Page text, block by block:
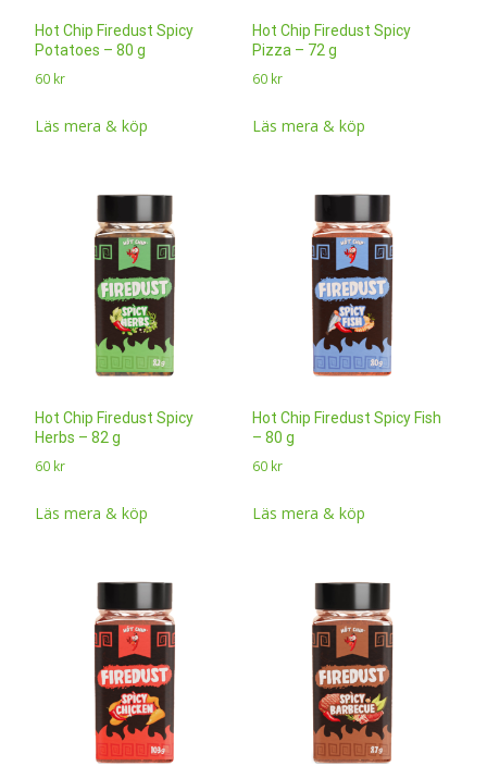
Hot Chip Firedust Spicy
Potatoes – 80 g
60 kr
Läs mera & köp
Hot Chip Firedust Spicy
Pizza – 72 g
60 kr
Läs mera & köp
Hot Chip Firedust Spicy
Herbs – 82 g
60 kr
Läs mera & köp
Hot Chip Firedust Spicy Fish
– 80 g
60 kr
Läs mera & köp